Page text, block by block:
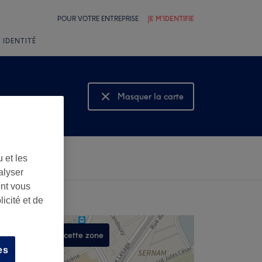
POUR VOTRE ENTREPRISE JE M'IDENTIFIE
IDENTITÉ
Masquer la carte
Montrer la carte
dans cette zone
et les
vous
et de